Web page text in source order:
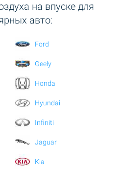
на впуске для
авто:
Ford
Geely
Honda
Hyundai
Infiniti
Jaguar
Kia